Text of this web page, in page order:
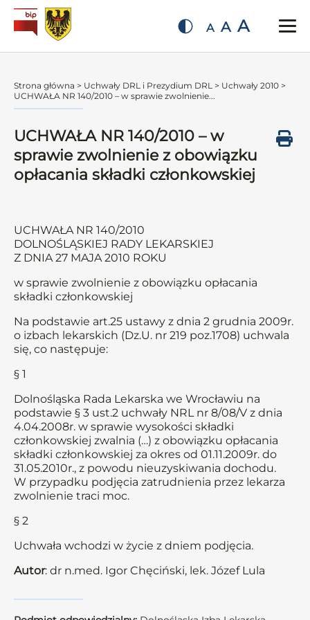
A A A
Strona główna > Uchwały DRL i Prezydium DRL > Uchwały 2010 >
UCHWAŁA NR 140/2010 – w sprawie zwolnienie...
UCHWAŁA NR 140/2010 – w
sprawie zwolnienie z obowiązku
opłacania składki członkowskiej
UCHWAŁA NR 140/2010
DOLNOŚLĄSKIEJ RADY LEKARSKIEJ
Z DNIA 27 MAJA 2010 ROKU
w sprawie zwolnienie z obowiązku opłacania
składki członkowskiej
Na podstawie art.25 ustawy z dnia 2 grudnia 2009r.
o izbach lekarskich (Dz.U. nr 219 poz.1708) uchwala
się, co następuje:
§ 1
Dolnośląska Rada Lekarska we Wrocławiu na
podstawie § 3 ust.2 uchwały NRL nr 8/08/V z dnia
4.04.2008r. w sprawie wysokości składki
członkowskiej zwalnia (…) z obowiązku opłacania
składki członkowskiej za okres od 01.11.2009r. do
31.05.2010r., z powodu nieuzyskiwania dochodu.
W przypadku podjęcia zatrudnienia przez lekarza
zwolnienie traci moc.
§ 2
Uchwała wchodzi w życie z dniem podjęcia.
Autor: dr n.med. Igor Chęciński, lek. Józef Lula